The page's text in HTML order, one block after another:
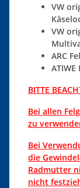
VW
VW
ARC
BITTE
Bei allen
zu
Bei
die
Radmutter
nicht